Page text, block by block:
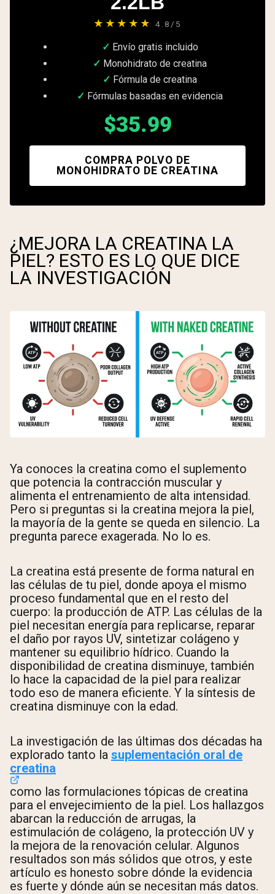
★★★★★ 4.8/5
Envío gratis incluido
Monohidrato de creatina
Fórmula de creatina
Fórmulas basadas en evidencia
$35.99
COMPRA POLVO DE
MONOHIDRATO DE CREATINA
¿MEJORA LA CREATINA LA
PIEL? ESTO ES LO QUE DICE
LA INVESTIGACIÓN
Ya conoces la creatina como el suplemento
que potencia la contracción muscular y
alimenta el entrenamiento de alta intensidad.
Pero si preguntas si la creatina mejora la piel,
la mayoría de la gente se queda en silencio. La
pregunta parece exagerada. No lo es.
La creatina está presente de forma natural en
las células de tu piel, donde apoya el mismo
proceso fundamental que en el resto del
cuerpo: la producción de ATP. Las células de la
piel necesitan energía para replicarse, reparar
el daño por rayos UV, sintetizar colágeno y
mantener su equilibrio hídrico. Cuando la
disponibilidad de creatina disminuye, también
lo hace la capacidad de la piel para realizar
todo eso de manera eficiente. Y la síntesis de
creatina disminuye con la edad.
La investigación de las últimas dos décadas ha
explorado tanto la suplementación oral de
creatina
como las formulaciones tópicas de creatina
para el envejecimiento de la piel. Los hallazgos
abarcan la reducción de arrugas, la
estimulación de colágeno, la protección UV y
la mejora de la renovación celular. Algunos
resultados son más sólidos que otros, y este
artículo es honesto sobre dónde la evidencia
es fuerte y dónde aún se necesitan más datos.